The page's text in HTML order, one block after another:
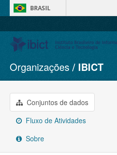
BRASIL
Conjuntos de dados
Organizações
Grupos
Sobre
Organizações IBICT
Conjuntos de dados
Fluxo de Atividades
Sobre